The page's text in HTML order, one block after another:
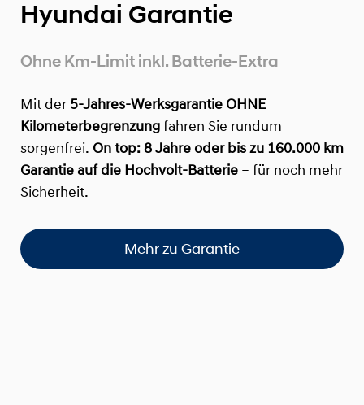
Hyundai Garantie
Ohne Km-Limit inkl. Batterie-Extra
Mit der 5-Jahres-Werksgarantie OHNE
Kilometerbegrenzung fahren Sie rundum
sorgenfrei. On top: 8 Jahre oder bis zu 160.000 km
Garantie auf die Hochvolt-Batterie – für noch mehr
Sicherheit.
Mehr zu Garantie